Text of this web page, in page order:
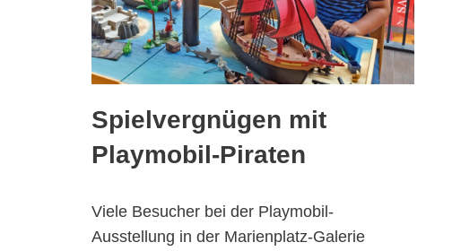
Spielvergnügen mit
Playmobil-Piraten
Viele Besucher bei der Playmobil-
Ausstellung in der Marienplatz-Galerie